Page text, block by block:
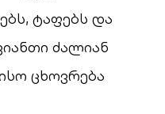
ტაფებს და
ძალიან
ცხოვრება